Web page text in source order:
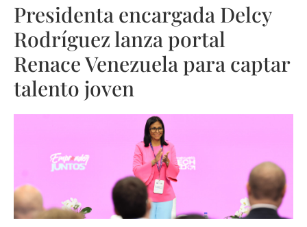
Presidenta encargada Delcy
Rodríguez lanza portal
Renace Venezuela para captar
talento joven